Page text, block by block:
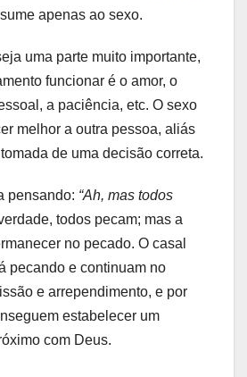
apenas ao sexo.
uma parte muito importante,
funcionar é o amor, o
a paciência, etc. O sexo
melhor a outra pessoa, aliás
de uma decisão correta.
pensando: “Ah, mas todos
todos pecam; mas a
no pecado. O casal
pecando e continuam no
e arrependimento, e por
estabelecer um
com Deus.